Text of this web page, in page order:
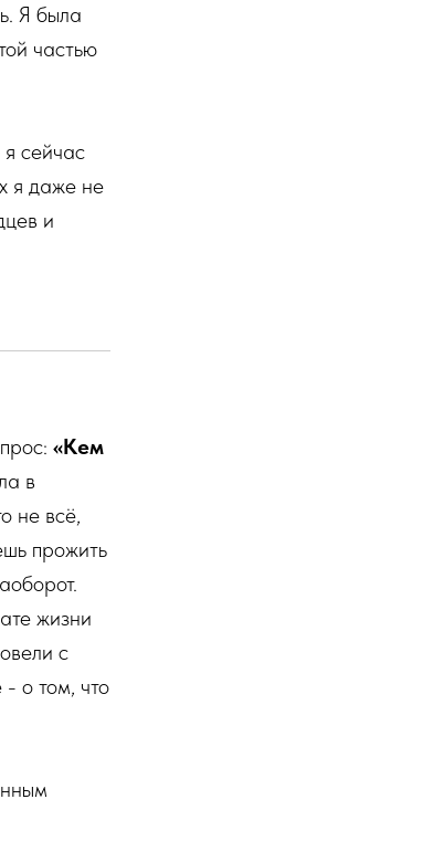
Я была
частью
сейчас
я даже не
и
«Кем
в
не всё,
прожить
жизни
с
о том, что